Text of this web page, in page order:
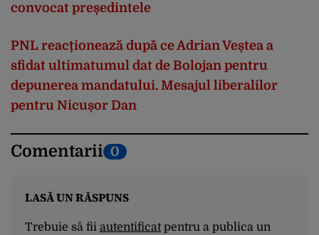
convocat președintele
PNL reacționează după ce Adrian Veștea a
sfidat ultimatumul dat de Bolojan pentru
depunerea mandatului. Mesajul liberalilor
pentru Nicușor Dan
Comentarii 0
LASĂ UN RĂSPUNS
Trebuie să fii autentificatpentru a publica un